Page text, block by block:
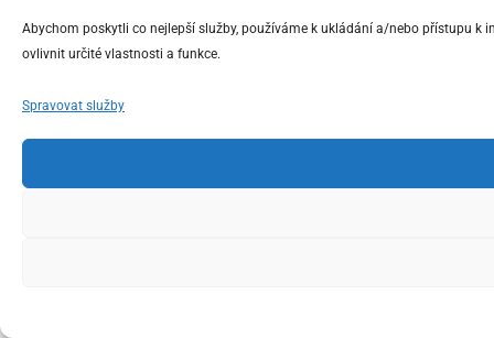
Abychom poskytli co nejlepší služby, používáme k ukládání a/nebo přístupu
ovlivnit určité vlastnosti a funkce.
Spravovat služby